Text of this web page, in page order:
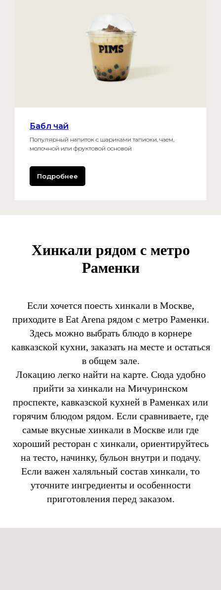
Бабл чай
Популярный напиток с шариками тапиоки, чаем,
молочной или фруктовой основой
Подробнее
Хинкали рядом с метро
Раменки
Если хочется поесть хинкали в Москве,
приходите в Eat Arena рядом с метро Раменки.
Здесь можно выбрать блюдо в корнере
кавказской кухни, заказать на месте и остаться
в общем зале.
Локацию легко найти на карте. Сюда удобно
прийти за хинкали на Мичуринском
проспекте, кавказской кухней в Раменках или
горячим блюдом рядом. Если сравниваете, где
самые вкусные хинкали в Москве или где
хороший ресторан с хинкали, ориентируйтесь
на тесто, начинку, бульон внутри и подачу.
Если важен халяльный состав хинкали, то
уточните ингредиенты и особенности
приготовления перед заказом.